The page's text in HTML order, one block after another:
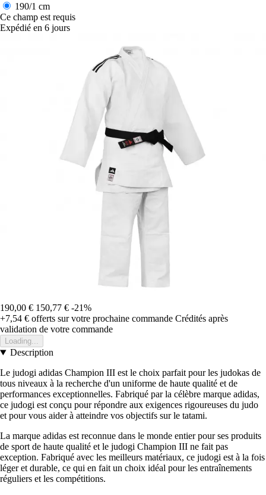
190/1 cm
Ce champ est requis
Expédié en 6 jours
190,00 € 150,77 € -21%
+7,54 € offerts sur votre prochaine commande Crédités après
validation de votre commande
Loading...
Description
Le judogi adidas Champion III est le choix parfait pour les judokas de
tous niveaux à la recherche d'un uniforme de haute qualité et de
performances exceptionnelles. Fabriqué par la célèbre marque adidas,
ce judogi est conçu pour répondre aux exigences rigoureuses du judo
et pour vous aider à atteindre vos objectifs sur le tatami.
La marque adidas est reconnue dans le monde entier pour ses produits
de sport de haute qualité et le judogi Champion III ne fait pas
exception. Fabriqué avec les meilleurs matériaux, ce judogi est à la fois
léger et durable, ce qui en fait un choix idéal pour les entraînements
réguliers et les compétitions.